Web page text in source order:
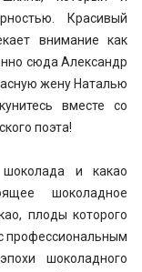
Красивый
внимание как
сюда Александр
жену Наталью
вместе со
поэта!
и какао
шоколадное
плоды которого
профессиональным
шоколадного